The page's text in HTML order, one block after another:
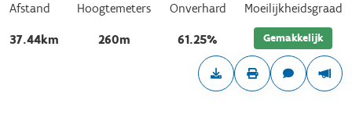
Afstand
37.44km
Hoogtemeters
260m
Onverhard
61.25%
Moeilijkheidsgraad
Gemakkelijk